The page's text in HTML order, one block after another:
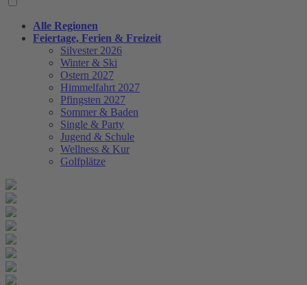
Alle Regionen
Feiertage, Ferien & Freizeit
Silvester 2026
Winter & Ski
Ostern 2027
Himmelfahrt 2027
Pfingsten 2027
Sommer & Baden
Single & Party
Jugend & Schule
Wellness & Kur
Golfplätze